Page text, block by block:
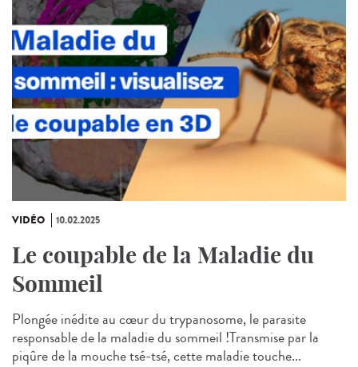
VIDÉO 10.02.2025
Le coupable de la Maladie du
Sommeil
Plongée inédite au cœur du trypanosome, le parasite
responsable de la maladie du sommeil !Transmise par la
piqûre de la mouche tsé-tsé, cette maladie touche...